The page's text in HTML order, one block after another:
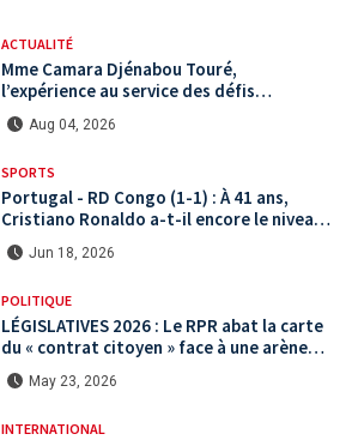
ACTUALITÉ
Mme Camara Djénabou Touré,
l’expérience au service des défis
territoriaux sous la 5ème République
Aug 04, 2026
SPORTS
Portugal - RD Congo (1-1) : À 41 ans,
Cristiano Ronaldo a-t-il encore le niveau
international ?
Jun 18, 2026
POLITIQUE
LÉGISLATIVES 2026 : Le RPR abat la carte
du « contrat citoyen » face à une arène
politique saturée.
May 23, 2026
INTERNATIONAL